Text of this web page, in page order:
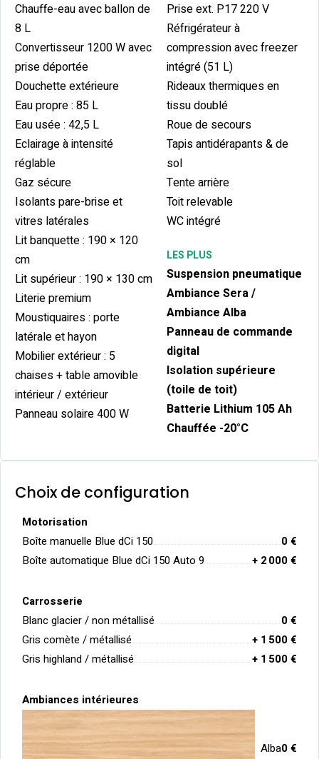
Chauffe-eau avec ballon de
8 L
Convertisseur 1200 W avec
prise déportée
Douchette extérieure
Eau propre : 85 L
Eau usée : 42,5 L
Eclairage à intensité
réglable
Gaz sécure
Isolants pare-brise et
vitres latérales
Lit banquette : 190 × 120
cm
Lit supérieur : 190 × 130 cm
Literie premium
Moustiquaires : porte
latérale et hayon
Mobilier extérieur : 5
chaises + table amovible
intérieur / extérieur
Panneau solaire 400 W
Prise ext. P17 220 V
Réfrigérateur à
compression avec freezer
intégré (51 L)
Rideaux thermiques en
tissu doublé
Roue de secours
Tapis antidérapants & de
sol
Tente arrière
Toit relevable
WC intégré
LES PLUS
Suspension pneumatique
Ambiance Sera /
Ambiance Alba
Panneau de commande
digital
Isolation supérieure
(toile de toit)
Batterie Lithium 105 Ah
Chauffée -20°C
Choix de configuration
Motorisation
Boîte manuelle Blue dCi 150
0 €
Boîte automatique Blue dCi 150 Auto 9
+ 2 000 €
Carrosserie
Blanc glacier / non métallisé
0 €
Gris comète / métallisé
+ 1 500 €
Gris highland / métallisé
+ 1 500 €
Ambiances intérieures
Alba0 €